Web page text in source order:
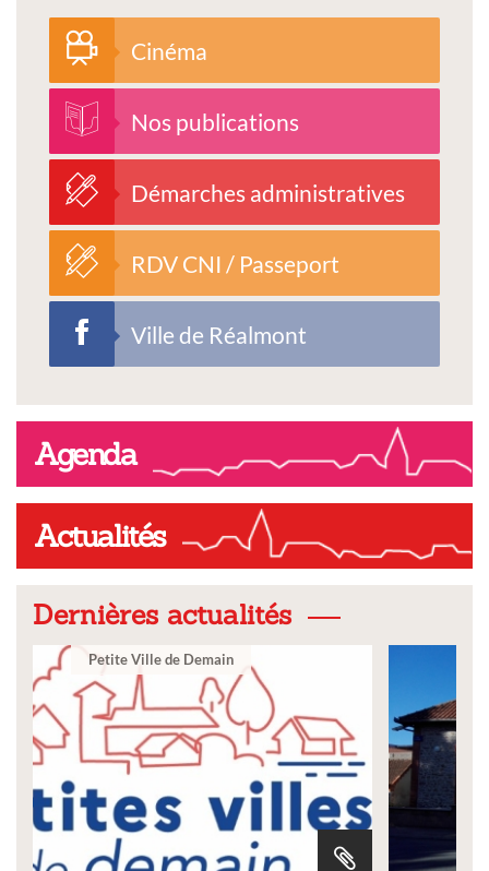
Cinéma
Nos publications
Démarches administratives
RDV CNI / Passeport
Ville de Réalmont
Agenda
Actualités
Dernières actualités